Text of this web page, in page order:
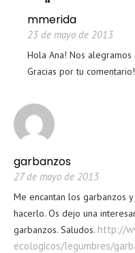
mmerida
23 de mayo de 2013
Hola Ana! Nos
Gracias por tu
garbanzos
27 de mayo de 2013
Me encantan los garbanzos
hacerlo. Os dejo una
garbanzos. Saludos. http://
ecologicos/legumbres/